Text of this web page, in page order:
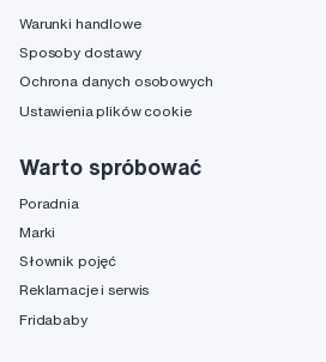
Warunki handlowe
Sposoby dostawy
Ochrona danych osobowych
Ustawienia plików cookie
Warto spróbować
Poradnia
Marki
Słownik pojęć
Reklamacje i serwis
Fridababy